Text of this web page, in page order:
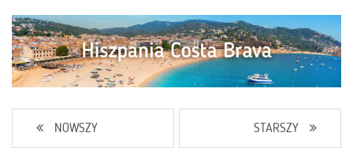
NOWSZY STARSZY